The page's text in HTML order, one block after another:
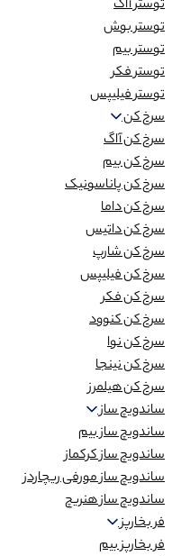
توستر آاگ
توستر بوش
توستر بیم
توستر فکر
توستر فیلیپس
سرخ کن
سرخ کن آاگ
سرخ کن بیم
سرخ کن پاناسونیک
سرخ کن داما
سرخ کن داتیس
سرخ کن شارپ
سرخ کن فیلیپس
سرخ کن فکر
سرخ کن کنوود
سرخ کن نوا
سرخ کن نینجا
سرخ کن هیلمرز
ساندویچ ساز
ساندویچ ساز بیم
ساندویچ ساز کرکماز
ساندویچ ساز مورفی ریچاردز
ساندویچ ساز هنریچ
فر بخارپز
فر بخارپز بیم